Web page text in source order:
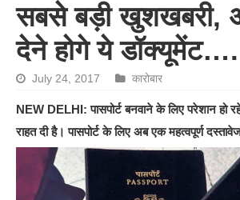
सबसे बड़ी खुशखबरी,
देने होगे ये डॉक्यूमेंट….
July 24, 2017 कारोबार
NEW DELHI: पासपोर्ट बनवाने के लिए परेशान हो
राहत दी है। पासपोर्ट के लिए अब एक महत्वपूर्ण